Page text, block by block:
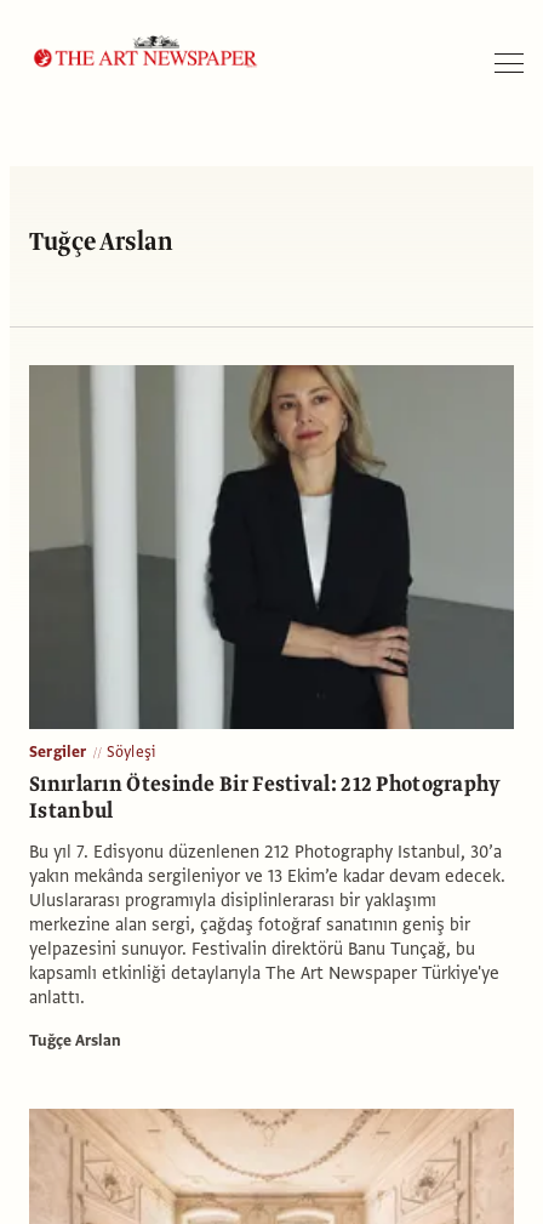
Tuğçe Arslan
Sergiler Söyleşi
Sınırların Ötesinde Bir Festival: 212 Photography
Istanbul
Bu yıl 7. Edisyonu düzenlenen 212 Photography Istanbul, 30’a
yakın mekânda sergileniyor ve 13 Ekim’e kadar devam edecek.
Uluslararası programıyla disiplinlerarası bir yaklaşımı
merkezine alan sergi, çağdaş fotoğraf sanatının geniş bir
yelpazesini sunuyor. Festivalin direktörü Banu Tunçağ, bu
kapsamlı etkinliği detaylarıyla The Art Newspaper Türkiye'ye
anlattı.
Tuğçe Arslan